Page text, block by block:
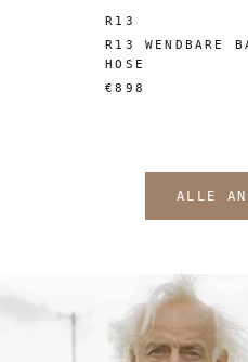
R13
R13 WENDBARE
HOSE
€898
ALLE